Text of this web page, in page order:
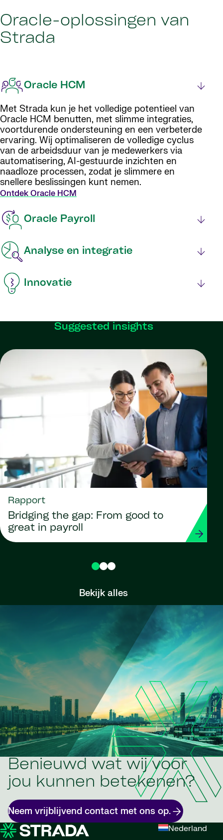
Oracle-oplossingen van
Strada
Oracle HCM
Met Strada kun je het volledige potentieel van
Oracle HCM benutten, met slimme integraties,
voortdurende ondersteuning en een verbeterde
ervaring. Wij optimaliseren de volledige cyclus
van de arbeidsduur van je medewerkers via
automatisering, AI-gestuurde inzichten en
naadloze processen, zodat je slimmere en
snellere beslissingen kunt nemen.
Ontdek Oracle HCM
Oracle Payroll
Analyse en integratie
Innovatie
Suggested insights
Rapport
Bridging the gap: From good to
great in payroll
Bekijk alles
Benieuwd wat wij voor
jou kunnen betekenen?
Neem vrijblijvend contact met ons op.
Nederland